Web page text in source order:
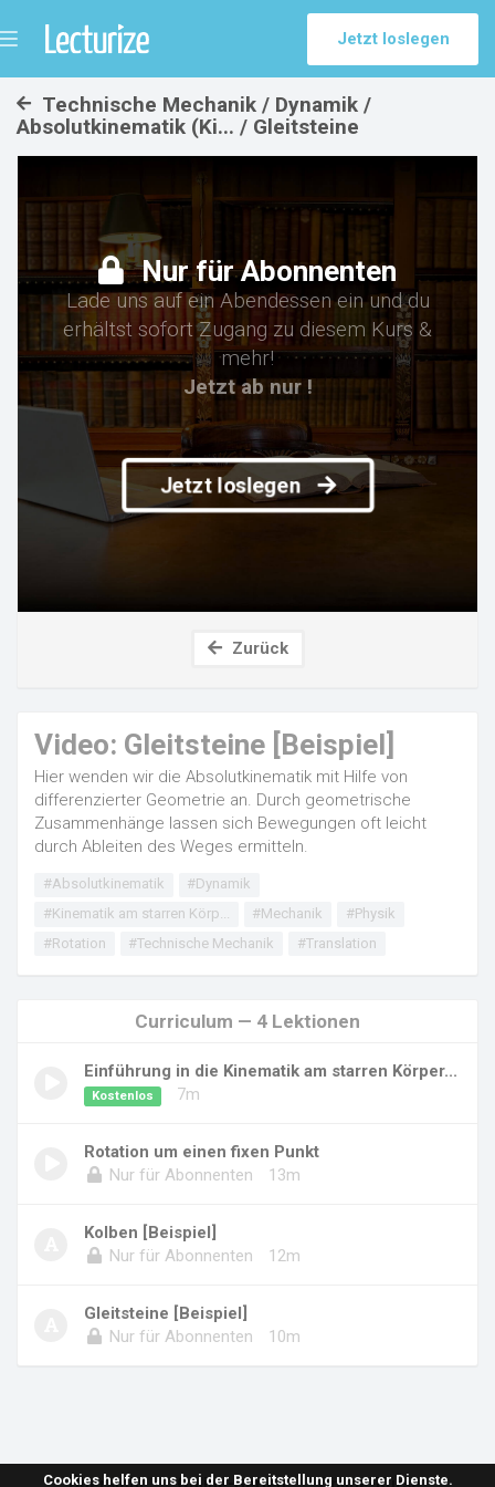
Jetzt loslegen
Technische Mechanik / Dynamik /
Absolutkinematik (Ki... / Gleitsteine
Nur für Abonnenten
Lade uns auf ein Abendessen ein und du
erhältst sofort Zugang zu diesem Kurs &
mehr!
Jetzt ab nur !
Jetzt loslegen
Zurück
Video: Gleitsteine [Beispiel]
Hier wenden wir die Absolutkinematik mit Hilfe von
differenzierter Geometrie an. Durch geometrische
Zusammenhänge lassen sich Bewegungen oft leicht
durch Ableiten des Weges ermitteln.
#Absolutkinematik
#Dynamik
#Kinematik am starren Körp...
#Mechanik
#Physik
#Rotation
#Technische Mechanik #Translation
Curriculum — 4 Lektionen
Einführung in die Kinematik am starren Körper...
Kostenlos 7m
Rotation um einen fixen Punkt
Nur für Abonnenten
13m
Kolben [Beispiel]
Nur für Abonnenten
12m
Gleitsteine [Beispiel]
Nur für Abonnenten
10m
Cookies helfen uns bei der Bereitstellung unserer Dienste.